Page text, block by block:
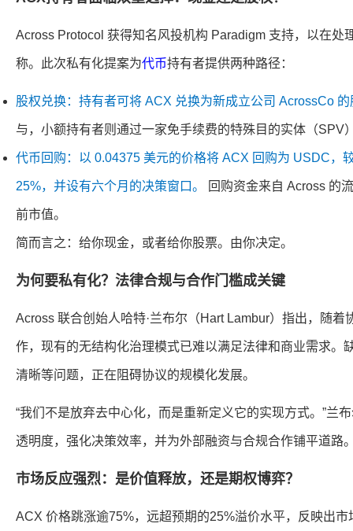
Across Protocol 获得知名风投机构 Paradigm 支持，以在处
称。此次私有化提案为代币持有者提供两种路径：
股权兑换：持有者可将 ACX 兑换为新成立公司 AcrossCo 的
与，小额持有者则通过一家免手续费的特殊目的实体（SPV
代币回购：以 0.04375 美元的价格将 ACX 回购为 USDC，
25%，并设有六个月的决策窗口。 回购资金来自 Across 的
前市值。
简而言之：给你现金，或者给你股票。由你决定。
为何要私有化？法律合规与合作门槛成关键
Across 联合创始人哈特·兰布尔（Hart Lambur）指出，随着
作，现有的无结构化治理模式已难以满足法律和商业需求。
清晰等问题，正在阻碍协议的规模化发展。
“我们不是放弃去中心化，而是重新定义它的实现方式。”兰
透明度，强化决策效率，并为外部融资与合规合作铺平道路
市场反应强烈：是价值释放，还是期权博弈？
ACX 价格跳涨逾75%，远超预期的25%溢价水平，反映出